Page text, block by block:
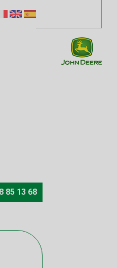
85 13 68